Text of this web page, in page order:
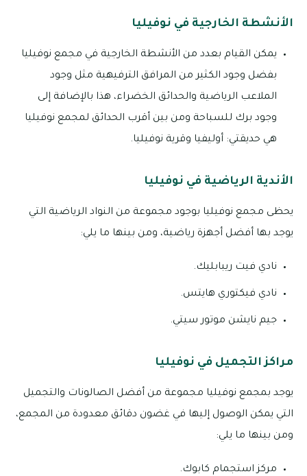
الأنشطة الخارجية في نوفيليا
يمكن القيام بعدد من الأنشطة الخارجية في مجمع نوفيليا
بفضل وجود الكثير من المرافق الترفيهية مثل وجود
الملاعب الرياضية والحدائق الخضراء، هذا بالإضافة إلى
وجود برك للسباحة ومن بين أقرب الحدائق لمجمع نوفيليا
هي حديقتي: أوليفيا وقرية نوفيليا.
الأندية الرياضية في نوفيليا
يحظى مجمع نوفيليا بوجود مجموعة من النواد الرياضية التي
يوجد بها أفضل أجهزة رياضية، ومن بينها ما يلي:
نادي فيت ريبابليك.
نادي فيكتوري هايتس.
جيم نايشن موتور سيتي.
مراكز التجميل في نوفيليا
يوجد بمجمع نوفيليا مجموعة من أفضل الصالونات والتجميل
التي يمكن الوصول إليها في غضون دقائق معدودة من المجمع،
ومن بينها ما يلي:
مركز استجمام كابوك.